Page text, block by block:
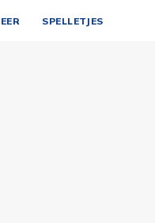
SPELLETJES